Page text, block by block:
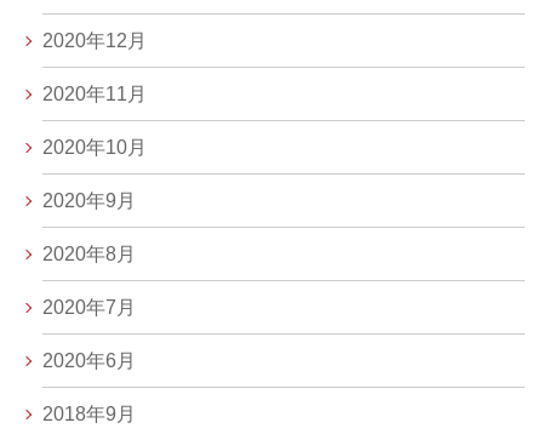
2020年12月
2020年11月
2020年10月
2020年9月
2020年8月
2020年7月
2020年6月
2018年9月